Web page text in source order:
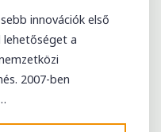
innovációk első
lehetőséget a
2007-ben